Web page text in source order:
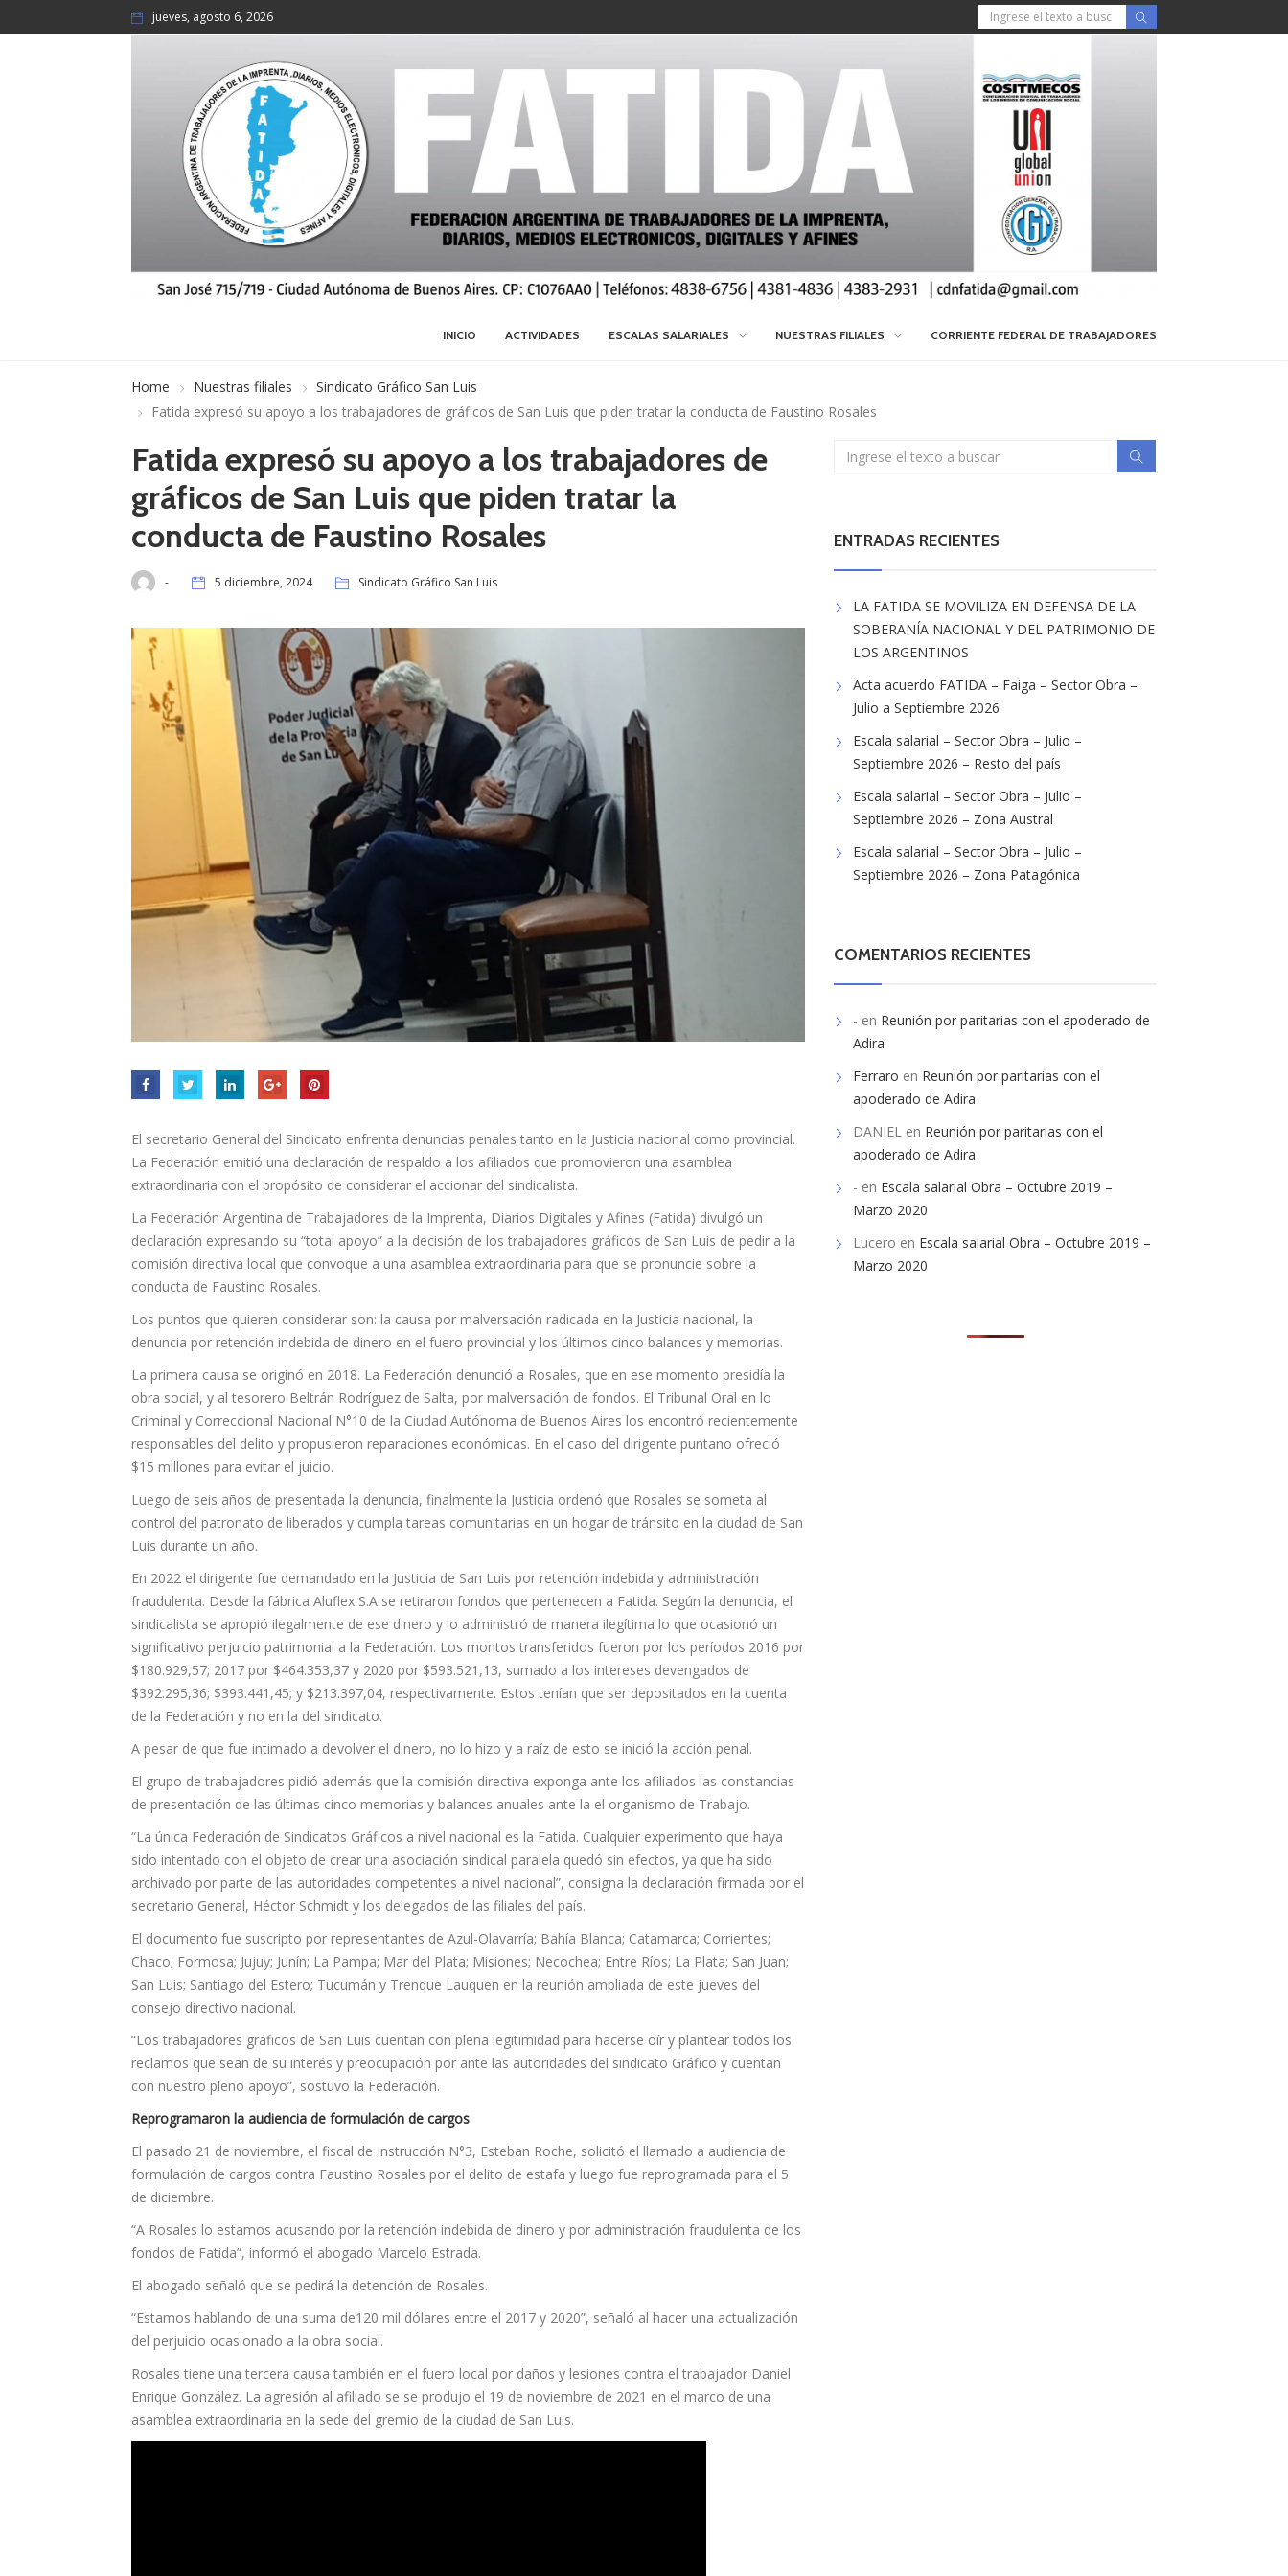
jueves, agosto 6, 2026
INICIO ACTIVIDADES ESCALAS SALARIALES NUESTRAS FILIALES CORRIENTE FEDERAL DE TRABAJADORES
Home Nuestras filiales
Sindicato Gráfico San Luis
Fatida expresó su apoyo a los trabajadores de gráficos de San Luis que piden tratar la conducta de Faustino Rosales
Fatida expresó su apoyo a los trabajadores de
gráficos de San Luis que piden tratar la
conducta de Faustino Rosales
- 5 diciembre, 2024 Sindicato Gráfico San Luis
El secretario General del Sindicato enfrenta denuncias penales tanto en la Justicia nacional como provincial.
La Federación emitió una declaración de respaldo a los afiliados que promovieron una asamblea
extraordinaria con el propósito de considerar el accionar del sindicalista.
La Federación Argentina de Trabajadores de la Imprenta, Diarios Digitales y Afines (Fatida) divulgó un
declaración expresando su “total apoyo” a la decisión de los trabajadores gráficos de San Luis de pedir a la
comisión directiva local que convoque a una asamblea extraordinaria para que se pronuncie sobre la
conducta de Faustino Rosales.
Los puntos que quieren considerar son: la causa por malversación radicada en la Justicia nacional, la
denuncia por retención indebida de dinero en el fuero provincial y los últimos cinco balances y memorias.
La primera causa se originó en 2018. La Federación denunció a Rosales, que en ese momento presidía la
obra social, y al tesorero Beltrán Rodríguez de Salta, por malversación de fondos. El Tribunal Oral en lo
Criminal y Correccional Nacional N°10 de la Ciudad Autónoma de Buenos Aires los encontró recientemente
responsables del delito y propusieron reparaciones económicas. En el caso del dirigente puntano ofreció
$15 millones para evitar el juicio.
Luego de seis años de presentada la denuncia, finalmente la Justicia ordenó que Rosales se someta al
control del patronato de liberados y cumpla tareas comunitarias en un hogar de tránsito en la ciudad de San
Luis durante un año.
En 2022 el dirigente fue demandado en la Justicia de San Luis por retención indebida y administración
fraudulenta. Desde la fábrica Aluflex S.A se retiraron fondos que pertenecen a Fatida. Según la denuncia, el
sindicalista se apropió ilegalmente de ese dinero y lo administró de manera ilegítima lo que ocasionó un
significativo perjuicio patrimonial a la Federación. Los montos transferidos fueron por los períodos 2016 por
$180.929,57; 2017 por $464.353,37 y 2020 por $593.521,13, sumado a los intereses devengados de
$392.295,36; $393.441,45; y $213.397,04, respectivamente. Estos tenían que ser depositados en la cuenta
de la Federación y no en la del sindicato.
A pesar de que fue intimado a devolver el dinero, no lo hizo y a raíz de esto se inició la acción penal.
El grupo de trabajadores pidió además que la comisión directiva exponga ante los afiliados las constancias
de presentación de las últimas cinco memorias y balances anuales ante la el organismo de Trabajo.
“La única Federación de Sindicatos Gráficos a nivel nacional es la Fatida. Cualquier experimento que haya
sido intentado con el objeto de crear una asociación sindical paralela quedó sin efectos, ya que ha sido
archivado por parte de las autoridades competentes a nivel nacional”, consigna la declaración firmada por el
secretario General, Héctor Schmidt y los delegados de las filiales del país.
El documento fue suscripto por representantes de Azul-Olavarría; Bahía Blanca; Catamarca; Corrientes;
Chaco; Formosa; Jujuy; Junín; La Pampa; Mar del Plata; Misiones; Necochea; Entre Ríos; La Plata; San Juan;
San Luis; Santiago del Estero; Tucumán y Trenque Lauquen en la reunión ampliada de este jueves del
consejo directivo nacional.
“Los trabajadores gráficos de San Luis cuentan con plena legitimidad para hacerse oír y plantear todos los
reclamos que sean de su interés y preocupación por ante las autoridades del sindicato Gráfico y cuentan
con nuestro pleno apoyo”, sostuvo la Federación.
Reprogramaron la audiencia de formulación de cargos
El pasado 21 de noviembre, el fiscal de Instrucción N°3, Esteban Roche, solicitó el llamado a audiencia de
formulación de cargos contra Faustino Rosales por el delito de estafa y luego fue reprogramada para el 5
de diciembre.
“A Rosales lo estamos acusando por la retención indebida de dinero y por administración fraudulenta de los
fondos de Fatida”, informó el abogado Marcelo Estrada.
El abogado señaló que se pedirá la detención de Rosales.
“Estamos hablando de una suma de120 mil dólares entre el 2017 y 2020”, señaló al hacer una actualización
del perjuicio ocasionado a la obra social.
Rosales tiene una tercera causa también en el fuero local por daños y lesiones contra el trabajador Daniel
Enrique González. La agresión al afiliado se se produjo el 19 de noviembre de 2021 en el marco de una
asamblea extraordinaria en la sede del gremio de la ciudad de San Luis.
ENTRADAS RECIENTES
LA FATIDA SE MOVILIZA EN DEFENSA DE LA
SOBERANÍA NACIONAL Y DEL PATRIMONIO DE
LOS ARGENTINOS
Acta acuerdo FATIDA – Faiga – Sector Obra –
Julio a Septiembre 2026
Escala salarial – Sector Obra – Julio –
Septiembre 2026 – Resto del país
Escala salarial – Sector Obra – Julio –
Septiembre 2026 – Zona Austral
Escala salarial – Sector Obra – Julio –
Septiembre 2026 – Zona Patagónica
COMENTARIOS RECIENTES
- en Reunión por paritarias con el apoderado de
Adira
Ferraro en Reunión por paritarias con el
apoderado de Adira
DANIEL en Reunión por paritarias con el
apoderado de Adira
- en Escala salarial Obra – Octubre 2019 –
Marzo 2020
Lucero en Escala salarial Obra – Octubre 2019 –
Marzo 2020